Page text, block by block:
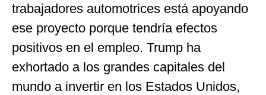
trabajadores automotrices está apoyando
ese proyecto porque tendría efectos
positivos en el empleo. Trump ha
exhortado a los grandes capitales del
mundo a invertir en los Estados Unidos,